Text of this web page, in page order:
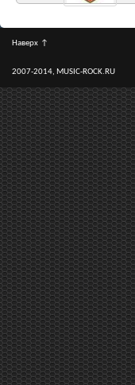
Наверх ↑
2007-2014, MUSIC-ROCK.RU